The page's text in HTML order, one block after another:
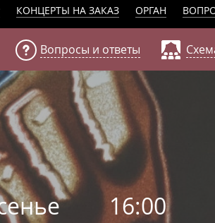
КОНЦЕРТЫ НА ЗАКАЗ ОРГАН
Вопросы и ответы
16:00